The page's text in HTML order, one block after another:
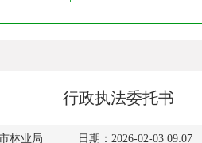
行政执法委托书
林业局 日期：2026-02-03 09:07